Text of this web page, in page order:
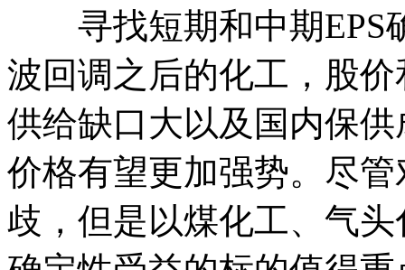
寻找短期和中期EPS
波回调之后的化工，股
供给缺口大以及国内保
价格有望更加强势。尽
歧，但是以煤化工、气